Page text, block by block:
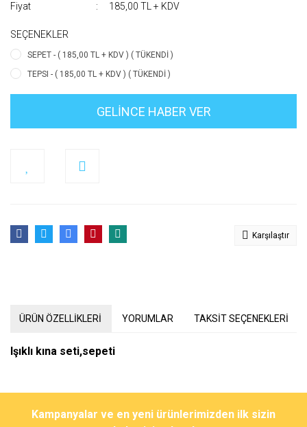
Fiyat
185,00 TL + KDV
SEÇENEKLER
SEPET - ( 185,00 TL + KDV ) ( TÜKENDİ )
TEPSI - ( 185,00 TL + KDV ) ( TÜKENDİ )
GELİNCE HABER VER
Karşılaştır
ÜRÜN ÖZELLİKLERİ YORUMLAR TAKSİT SEÇENEKLERİ
Işıklı kına seti,sepeti
Bu ürüne ilk yorumu siz yapın!
tarafımıza iletebilirsiniz.
Kampanyalar ve en yeni ürünlerimizden ilk sizin